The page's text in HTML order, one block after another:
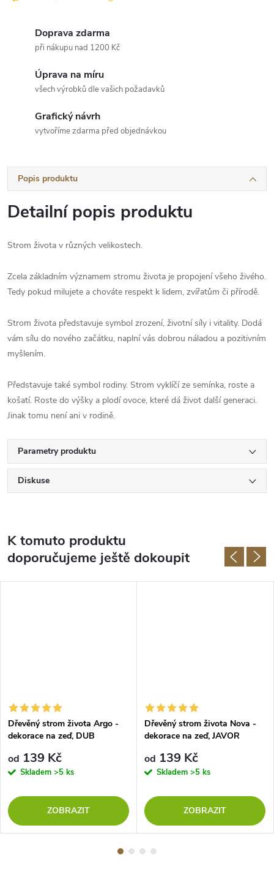
Doprava zdarma
při nákupu nad 1200 Kč
Úprava na míru
všech výrobků dle vašich požadavků
Grafický návrh
vytvoříme zdarma před objednávkou
Popis produktu
Detailní popis produktu
Strom života v různých velikostech.
Zcela základním významem stromu života je propojení všeho živého.
Tedy pokud milujete a chováte respekt k lidem, zvířatům či přírodě.
Strom života představuje symbol zrození, životní síly i vitality. Dodá
vám sílu do nového začátku, naplní vás dobrou náladou a pozitivním
myšlením.
Představuje také symbol rodiny. Strom vyklíčí ze semínka, roste a
košatí. Roste do výšky a plodí ovoce, které dá život další generaci.
Jinak tomu není ani v rodině.
Parametry produktu
Diskuse
K tomuto produktu
doporučujeme ještě dokoupit
Dřevěný strom života Argo -
dekorace na zeď, DUB
od 139 Kč
Skladem >5 ks
ZOBRAZIT
Dřevěný strom života Nova -
dekorace na zeď, JAVOR
od 139 Kč
Skladem >5 ks
ZOBRAZIT